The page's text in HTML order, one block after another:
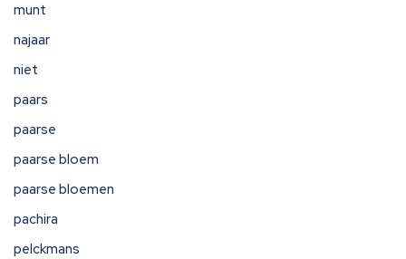
munt
najaar
niet
paars
paarse
paarse bloem
paarse bloemen
pachira
pelckmans